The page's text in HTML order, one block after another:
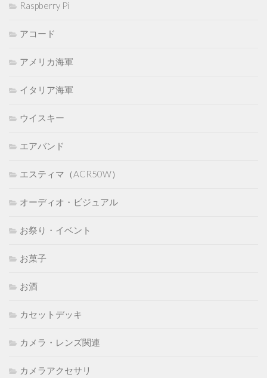
Raspberry Pi
アコード
アメリカ海軍
イタリア海軍
ウイスキー
エアバンド
エスティマ（ACR50W）
オーディオ・ビジュアル
お祭り・イベント
お菓子
お酒
カセットデッキ
カメラ・レンズ関連
カメラアクセサリ